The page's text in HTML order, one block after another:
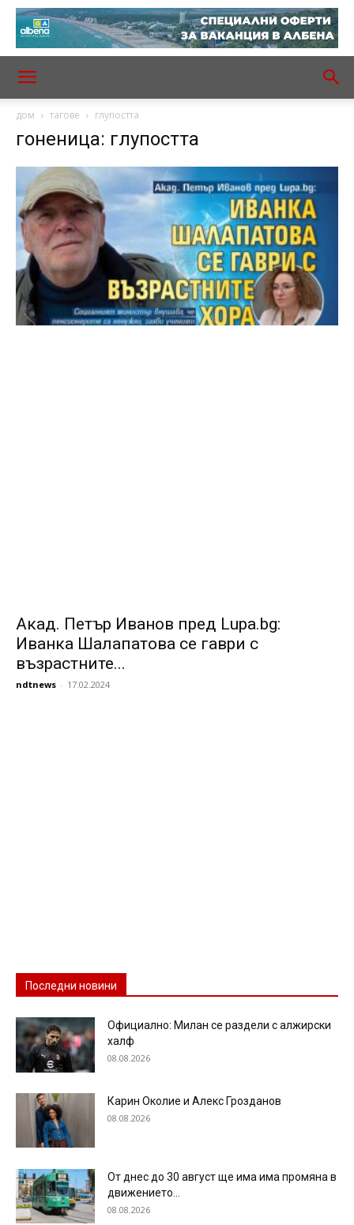
дом тагове глупостта
гоненица: глупостта
Акад. Петър Иванов пред Lupa.bg:
Иванка Шалапатова се гаври с
възрастните...
ndtnews - 17.02.2024
Последни новини
Официално: Милан се раздели с алжирски
халф
08.08.2026
Карин Околие и Алекс Грозданов
08.08.2026
От днес до 30 август ще има има промяна в
движението...
08.08.2026